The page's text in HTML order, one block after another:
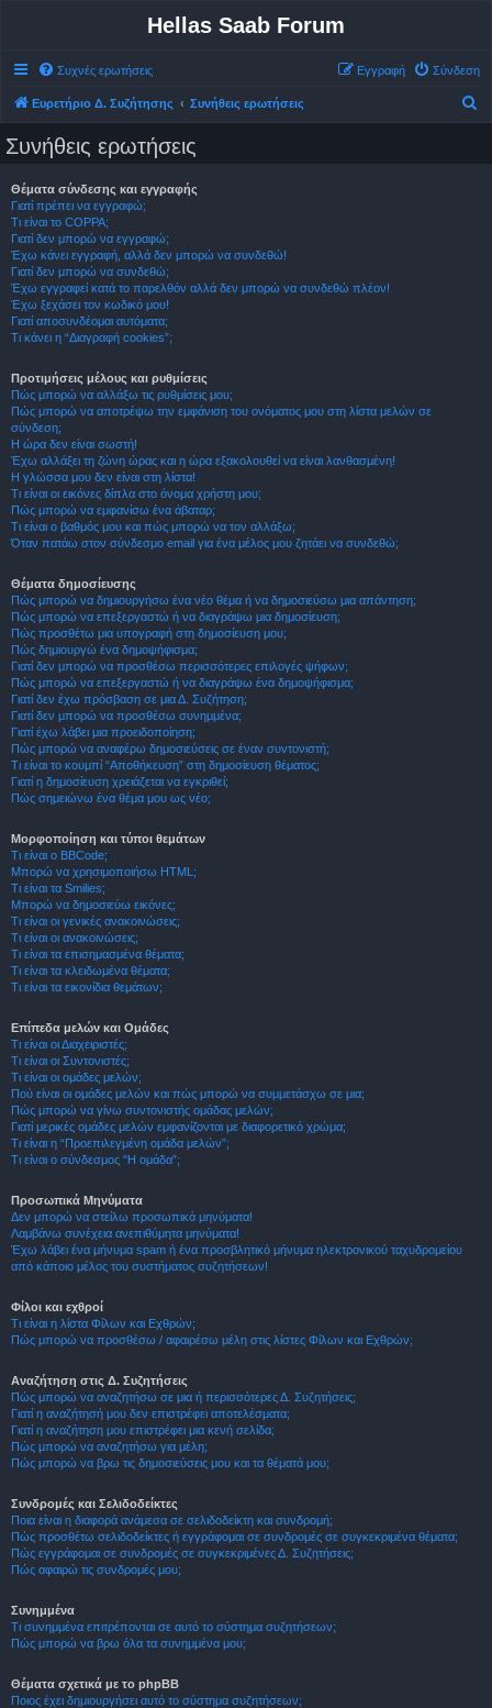
Hellas Saab Forum
Συχνές ερωτήσεις Σύνδεση
Εγγραφή
Ευρετήριο Δ. Συζήτησης Συνήθεις ερωτήσεις
Συνήθεις ερωτήσεις
Θέματα σύνδεσης και εγγραφής
Γιατί πρέπει να εγγραφώ;
Τι είναι το COPPA;
Γιατί δεν μπορώ να εγγραφώ;
Έχω κάνει εγγραφή, αλλά δεν μπορώ να συνδεθώ!
Γιατί δεν μπορώ να συνδεθώ;
Έχω εγγραφεί κατά το παρελθόν αλλά δεν μπορώ να συνδεθώ πλέον!
Έχω ξεχάσει τον κωδικό μου!
Γιατί αποσυνδέομαι αυτόματα;
Τι κάνει η “Διαγραφή cookies”;
Προτιμήσεις μέλους και ρυθμίσεις
Πώς μπορώ να αλλάξω τις ρυθμίσεις μου;
Πώς μπορώ να αποτρέψω την εμφάνιση του ονόματος μου στη λίστα μελών σε
σύνδεση;
Η ώρα δεν είναι σωστή!
Έχω αλλάξει τη ζώνη ώρας και η ώρα εξακολουθεί να είναι λανθασμένη!
Η γλώσσα μου δεν είναι στη λίστα!
Τι είναι οι εικόνες δίπλα στο όνομα χρήστη μου;
Πώς μπορώ να εμφανίσω ένα άβαταρ;
Τι είναι ο βαθμός μου και πώς μπορώ να τον αλλάξω;
Όταν πατάω στον σύνδεσμο email για ένα μέλος μου ζητάει να συνδεθώ;
Θέματα δημοσίευσης
Πώς μπορώ να δημιουργήσω ένα νέο θέμα ή να δημοσιεύσω μια απάντηση;
Πώς μπορώ να επεξεργαστώ ή να διαγράψω μια δημοσίευση;
Πώς προσθέτω μια υπογραφή στη δημοσίευση μου;
Πώς δημιουργώ ένα δημοψήφισμα;
Γιατί δεν μπορώ να προσθέσω περισσότερες επιλογές ψήφων;
Πώς μπορώ να επεξεργαστώ ή να διαγράψω ένα δημοψήφισμα;
Γιατί δεν έχω πρόσβαση σε μια Δ. Συζήτηση;
Γιατί δεν μπορώ να προσθέσω συνημμένα;
Γιατί έχω λάβει μια προειδοποίηση;
Πώς μπορώ να αναφέρω δημοσιεύσεις σε έναν συντονιστή;
Τι είναι το κουμπί “Αποθήκευση” στη δημοσίευση θέματος;
Γιατί η δημοσίευση χρειάζεται να εγκριθεί;
Πώς σημειώνω ένα θέμα μου ως νέο;
Μορφοποίηση και τύποι θεμάτων
Τι είναι ο BBCode;
Μπορώ να χρησιμοποιήσω HTML;
Τι είναι τα Smilies;
Μπορώ να δημοσιεύω εικόνες;
Τι είναι οι γενικές ανακοινώσεις;
Τι είναι οι ανακοινώσεις;
Τι είναι τα επισημασμένα θέματα;
Τι είναι τα κλειδωμένα θέματα;
Τι είναι τα εικονίδια θεμάτων;
Επίπεδα μελών και Ομάδες
Τι είναι οι Διαχειριστές;
Τι είναι οι Συντονιστές;
Τι είναι οι ομάδες μελών;
Πού είναι οι ομάδες μελών και πώς μπορώ να συμμετάσχω σε μια;
Πώς μπορώ να γίνω συντονιστής ομάδας μελών;
Γιατί μερικές ομάδες μελών εμφανίζονται με διαφορετικό χρώμα;
Τι είναι η “Προεπιλεγμένη ομάδα μελών”;
Τι είναι ο σύνδεσμος "Η ομάδα”;
Προσωπικά Μηνύματα
Δεν μπορώ να στείλω προσωπικά μηνύματα!
Λαμβάνω συνέχεια ανεπιθύμητα μηνύματα!
Έχω λάβει ένα μήνυμα spam ή ένα προσβλητικό μήνυμα ηλεκτρονικού ταχυδρομείου
από κάποιο μέλος του συστήματος συζητήσεων!
Φίλοι και εχθροί
Τι είναι η λίστα Φίλων και Εχθρών;
Πώς μπορώ να προσθέσω / αφαιρέσω μέλη στις λίστες Φίλων και Εχθρών;
Αναζήτηση στις Δ. Συζητήσεις
Πώς μπορώ να αναζητήσω σε μια ή περισσότερες Δ. Συζητήσεις;
Γιατί η αναζήτησή μου δεν επιστρέφει αποτελέσματα;
Γιατί η αναζήτηση μου επιστρέφει μια κενή σελίδα;
Πώς μπορώ να αναζητήσω για μέλη;
Πώς μπορώ να βρω τις δημοσιεύσεις μου και τα θέματά μου;
Συνδρομές και Σελιδοδείκτες
Ποια είναι η διαφορά ανάμεσα σε σελιδοδείκτη και συνδρομή;
Πώς προσθέτω σελιδοδείκτες ή εγγράφομαι σε συνδρομές σε συγκεκριμένα θέματα;
Πώς εγγράφομαι σε συνδρομές σε συγκεκριμένες Δ. Συζητήσεις;
Πώς αφαιρώ τις συνδρομές μου;
Συνημμένα
Τι συνημμένα επιτρέπονται σε αυτό το σύστημα συζητήσεων;
Πώς μπορώ να βρω όλα τα συνημμένα μου;
Θέματα σχετικά με το phpBB
Ποιος έχει δημιουργήσει αυτό το σύστημα συζητήσεων;